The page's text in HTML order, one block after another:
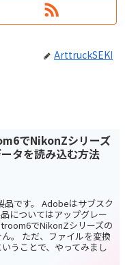
ArttruckSEKI
でNikonZシリーズ
タを読み込む方法
です。 Adobeはサブスク
についてはアップグレー
でNikonZシリーズの
。 ただ、ファイルを変換
うことで、やってみまし